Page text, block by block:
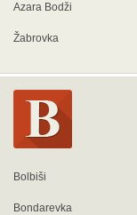
Azara Bodži
Žabrovka
Bolbiši
Bondarevka